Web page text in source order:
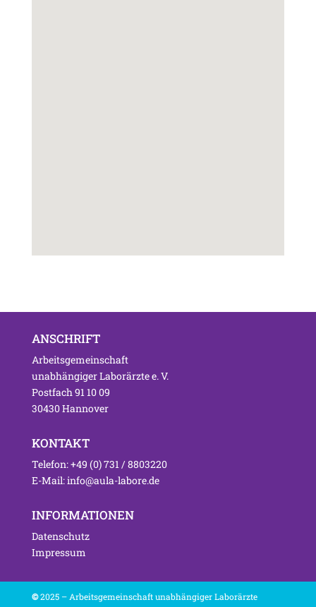
ANSCHRIFT
Arbeitsgemeinschaft
unabhängiger Laborärzte e. V.
Postfach 91 10 09
30430 Hannover
KONTAKT
Telefon: +49 (0) 731 / 8803220
E-Mail: info@aula-labore.de
INFORMATIONEN
Datenschutz
Impressum
©2025 – Arbeitsgemeinschaft unabhängiger Laborärzte